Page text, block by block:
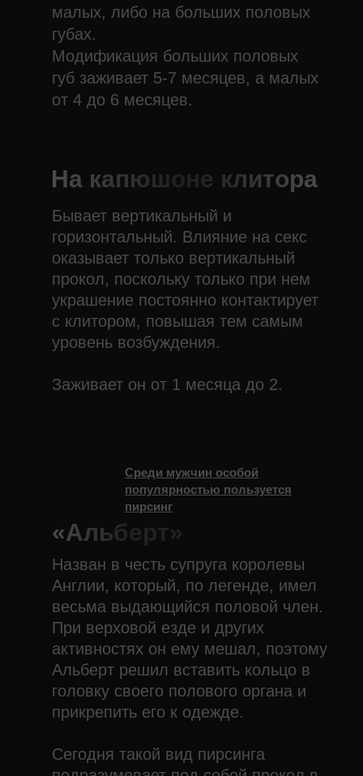
малых, либо на больших половых
губах.
Модификация больших половых
губ заживает 5-7 месяцев, а малых
от 4 до 6 месяцев.
Бывает вертикальный и
горизонтальный. Влияние на секс
оказывает только вертикальный
прокол, поскольку только при нем
украшение постоянно контактирует
с клитором, повышая тем самым
уровень возбуждения.
Заживает он от 1 месяца до 2.
На капюшоне клитора
Назван в честь супруга королевы
Англии, который, по легенде, имел
весьма выдающийся половой член.
При верховой езде и других
активностях он ему мешал, поэтому
Альберт решил вставить кольцо в
головку своего полового органа и
прикрепить его к одежде.
Сегодня такой вид пирсинга
«Альберт»
Среди мужчин особой
популярностью пользуется
пирсинг